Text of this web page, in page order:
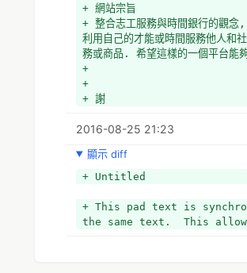
+ 網站宗旨
+ 整合志工服務與時間銀行的觀
利用自己的才能或時間服務他人和
務或商品. 希望這樣的一個平台能
+
+
+ 謝
2016-08-25 21:23
顯示 diff
+ Untitled
+ This pad text is
the same text.  This